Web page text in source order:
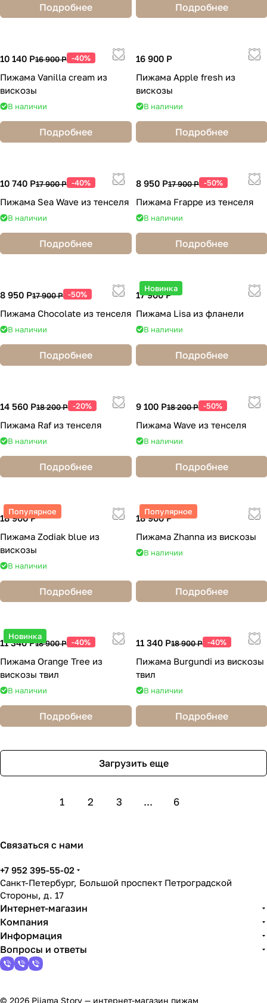
Подробнее Подробнее
10 140 Р16 900 Р -40%
Пижама Vanilla cream из
вискозы
В наличии
Подробнее
16 900 Р
Пижама Apple fresh из
вискозы
В наличии
Подробнее
10 740 Р17 900 Р -40%
Пижама Sea Wave из тенселя
В наличии
Подробнее
8 950 Р17 900 Р -50%
Пижама Frappe из тенселя
В наличии
Подробнее
8 950 Р17 900 Р -50%
Пижама Chocolate из тенселя
В наличии
Подробнее
Новинка
17 900 Р
Пижама Lisa из фланели
В наличии
Подробнее
14 560 Р18 200 Р -20%
Пижама Raf из тенселя
В наличии
Подробнее
9 100 Р18 200 Р -50%
Пижама Wave из тенселя
В наличии
Подробнее
Популярное
18 900 Р
Пижама Zodiak blue из
вискозы
В наличии
Подробнее
Популярное
18 900 Р
Пижама Zhanna из вискозы
В наличии
Подробнее
Новинка
11 340 Р18 900 Р -40%
Пижама Orange Tree из
вискозы твил
В наличии
Подробнее
11 340 Р18 900 Р -40%
Пижама Burgundi из вискозы
твил
В наличии
Подробнее
Загрузить еще
1 2 3 ... 6
Связаться с нами
+7 952 395-55-02
Санкт-Петербург, Большой проспект Петроградской
Стороны, д. 17
Интернет-магазин
Компания
Информация
Вопросы и ответы
© 2026 Pijama Story — интернет-магазин пижам